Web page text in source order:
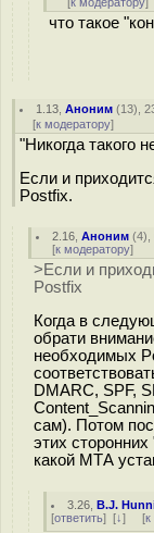
что такое
1.13 ,Аноним (13),
[к модератору]
"Никогда такого
Если и
Postfix.
2.16 ,Аноним (4),
[к модератору]
>Если и
Postfix
Когда в
обрати
необходимых
DMARC, SPF,
сам). Потом
этих
какой МТА
3.26 ,B.J.
[ответить] [↓] [к